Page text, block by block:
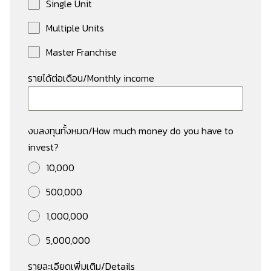
Single Unit
Multiple Units
Master Franchise
รายได้ต่อเดือน/Monthly income
งบลงทุนทั้งหมด/How much money do you have to
invest?
10,000
500,000
1,000,000
5,000,000
รายละเอียดเพิ่มเติม/Details